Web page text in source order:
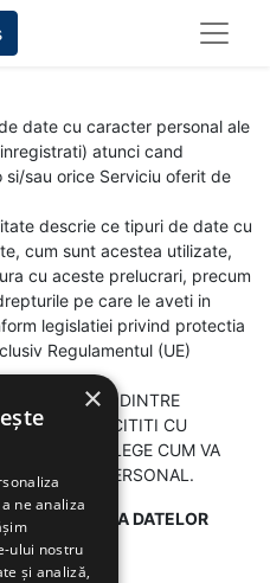
date cu caracter personal ale
atunci cand
sau orice Serviciu oferit de
descrie ce tipuri de date cu
cum sunt acestea utilizate,
cu aceste prelucrari, precum
pe care le aveti in
legislatiei privind protectia
Regulamentul (UE)
ORICARE DINTRE
SA CITITI CU
A INTELEGE CUM VA
CARACTER PERSONAL.
PRELUCRAREA DATELOR
×
ne analiza
ului nostru
și analiză,